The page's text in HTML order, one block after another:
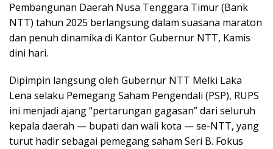
Pembangunan Daerah Nusa Tenggara Timur (Bank
NTT) tahun 2025 berlangsung dalam suasana maraton
dan penuh dinamika di Kantor Gubernur NTT, Kamis
dini hari.
Dipimpin langsung oleh Gubernur NTT Melki Laka
Lena selaku Pemegang Saham Pengendali (PSP), RUPS
ini menjadi ajang “pertarungan gagasan” dari seluruh
kepala daerah — bupati dan wali kota — se-NTT, yang
turut hadir sebagai pemegang saham Seri B. Fokus